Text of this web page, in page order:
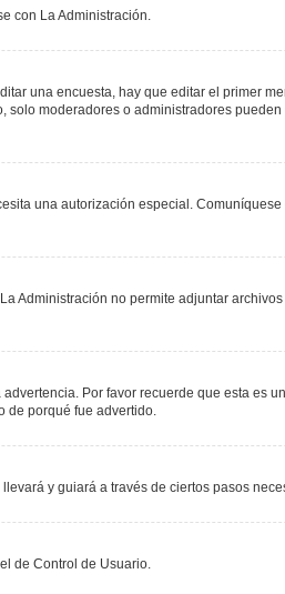
con La Administración.
una encuesta, hay que editar el primer
moderadores o administradores
una autorización especial.
Administración no permite adjuntar
Por favor recuerde que esta es
de porqué fue advertido.
y guiará a través de ciertos pasos
de Control de Usuario.